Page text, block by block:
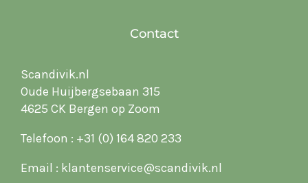
Contact
Scandivik.nl
Oude Huijbergsebaan 315
4625 CK Bergen op Zoom
Telefoon : +31 (0) 164 820 233
Email : klantenservice@scandivik.nl